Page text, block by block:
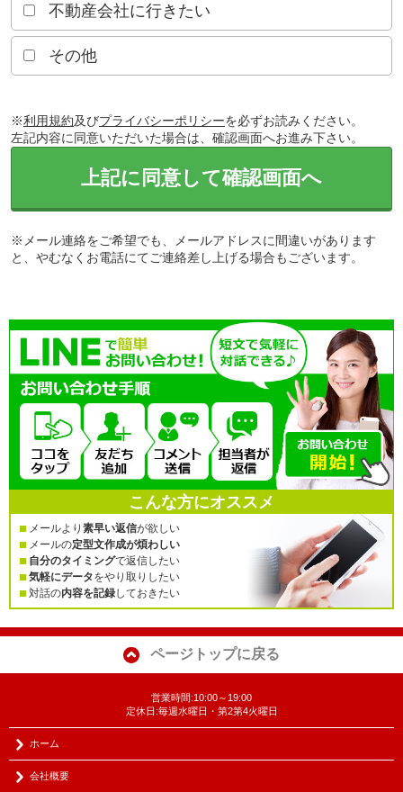
不動産会社に行きたい
その他
※利用規約及びプライバシーポリシーを必ずお読みください。
左記内容に同意いただいた場合は、確認画面へお進み下さい。
上記に同意して確認画面へ
※メール連絡をご希望でも、メールアドレスに間違いがあります
と、やむなくお電話にてご連絡差し上げる場合もございます。
こんな方にオススメ
メールより 素早い返信が欲しい
メールの定型文作成が煩わしい
自分のタイミングで返信したい
気軽にデータをやり取りしたい
対話の内容を記録しておきたい
ページトップに戻る
営業時間:10:00～19:00
定休日:毎週水曜日・第2第4火曜日
ホーム
会社概要